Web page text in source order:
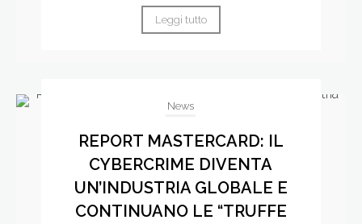
Leggi tutto
News
REPORT MASTERCARD: IL
CYBERCRIME DIVENTA
UN’INDUSTRIA GLOBALE E
CONTINUANO LE “TRUFFE